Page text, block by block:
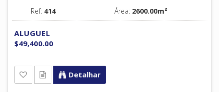
Ref: 414 Área: 2600.00m²
ALUGUEL
$49,400.00
Detalhar